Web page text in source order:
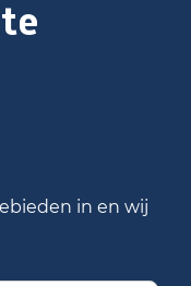
in en wij